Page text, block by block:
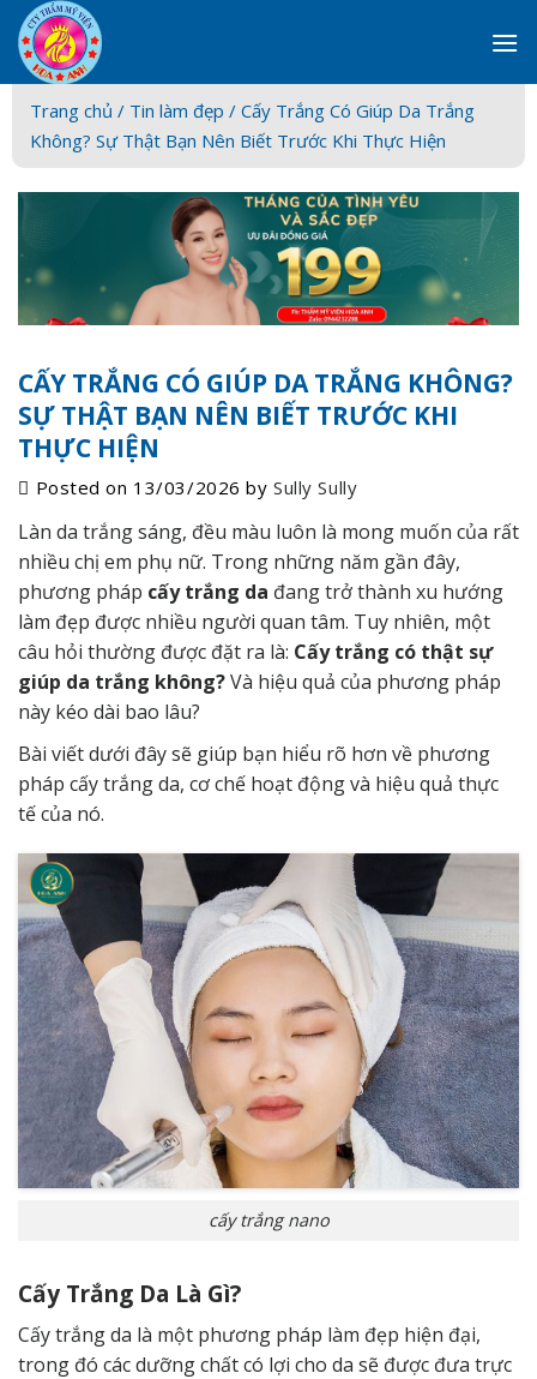
Skip
to
content
Trang chủ / Tin làm đẹp / Cấy Trắng Có Giúp Da Trắng
Không? Sự Thật Bạn Nên Biết Trước Khi Thực Hiện
CẤY TRẮNG CÓ GIÚP DA TRẮNG KHÔNG?
SỰ THẬT BẠN NÊN BIẾT TRƯỚC KHI
THỰC HIỆN
Posted on 13/03/2026 bySully Sully
Làn da trắng sáng, đều màu luôn là mong muốn của rất
nhiều chị em phụ nữ. Trong những năm gần đây,
phương pháp cấy trắng da đang trở thành xu hướng
làm đẹp được nhiều người quan tâm. Tuy nhiên, một
câu hỏi thường được đặt ra là: Cấy trắng có thật sự
giúp da trắng không?Và hiệu quả của phương pháp
này kéo dài bao lâu?
Bài viết dưới đây sẽ giúp bạn hiểu rõ hơn về phương
pháp cấy trắng da, cơ chế hoạt động và hiệu quả thực
tế của nó.
cấy trắng nano
Cấy Trắng Da Là Gì?
Cấy trắng da là một phương pháp làm đẹp hiện đại,
trong đó các dưỡng chất có lợi cho da sẽ được đưa trực